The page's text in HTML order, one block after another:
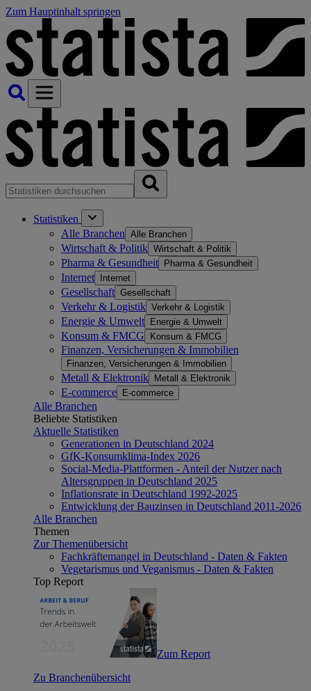
Zum Hauptinhalt springen
Statistiken
Alle Branchen Alle Branchen
Wirtschaft & Politik Wirtschaft & Politik
Pharma & Gesundheit Pharma & Gesundheit
Internet Internet
Gesellschaft Gesellschaft
Verkehr & Logistik Verkehr & Logistik
Energie & Umwelt Energie & Umwelt
Konsum & FMCG Konsum & FMCG
Finanzen, Versicherungen & Immobilien
Finanzen, Versicherungen & Immobilien
Metall & Elektronik Metall & Elektronik
E-commerce E-commerce
Alle Branchen
Beliebte Statistiken
Aktuelle Statistiken
Generationen in Deutschland 2024
GfK-Konsumklima-Index 2026
Social-Media-Plattformen - Anteil der Nutzer nach
Altersgruppen in Deutschland 2025
Inflationsrate in Deutschland 1992-2025
Entwicklung der Bauzinsen in Deutschland 2011-2026
Alle Branchen
Themen
Zur Themenübersicht
Fachkräftemangel in Deutschland - Daten & Fakten
Vegetarismus und Veganismus - Daten & Fakten
Top Report
Zum Report
Zu Branchenübersicht